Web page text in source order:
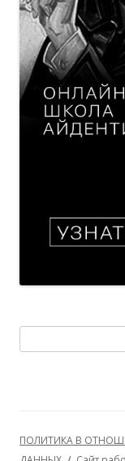
ПОЛИТИКА В